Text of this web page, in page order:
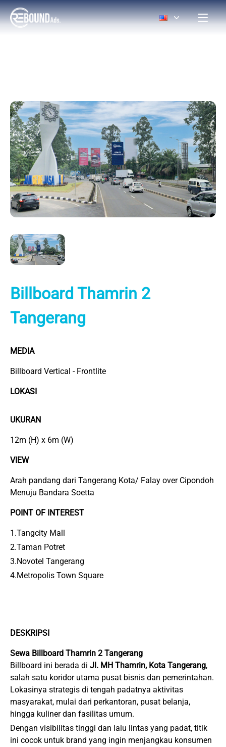
Billboard Thamrin 2
Tangerang
MEDIA
Billboard Vertical - Frontlite
LOKASI
UKURAN
12m (H) x 6m (W)
VIEW
Arah pandang dari Tangerang Kota/ Falay over Cipondoh
Menuju Bandara Soetta
POINT OF INTEREST
1.Tangcity Mall
2.Taman Potret
3.Novotel Tangerang
4.Metropolis Town Square
DESKRIPSI
Sewa Billboard Thamrin 2 Tangerang
Billboard ini berada di Jl. MH Thamrin, Kota Tangerang,
salah satu koridor utama pusat bisnis dan pemerintahan.
Lokasinya strategis di tengah padatnya aktivitas
masyarakat, mulai dari perkantoran, pusat belanja,
hingga kuliner dan fasilitas umum.
Dengan visibilitas tinggi dan lalu lintas yang padat, titik
ini cocok untuk brand yang ingin menjangkau konsumen